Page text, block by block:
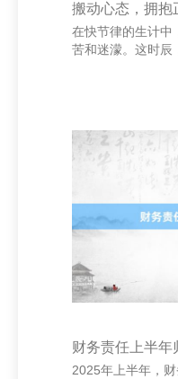
搬动心态，拥抱
在快节律的生计中
苦和迷濛。这时辰
力。 2. **“每一天
何等晦气，今天齐
比昨天的我方更优
在于陆续的戮力。
意思好。”** 学会
财务责任上半年
2025年上半年，